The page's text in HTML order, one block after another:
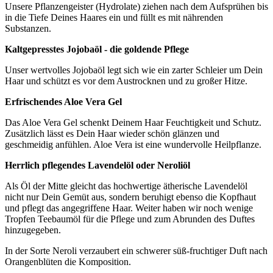
Unsere Pflanzengeister (Hydrolate) ziehen nach dem Aufsprühen bis
in die Tiefe Deines Haares ein und füllt es mit nährenden
Substanzen.
Kaltgepresstes Jojobaöl - die goldende Pflege
Unser wertvolles Jojobaöl legt sich wie ein zarter Schleier um Dein
Haar und schützt es vor dem Austrocknen und zu großer Hitze.
Erfrischendes Aloe Vera Gel
Das Aloe Vera Gel schenkt Deinem Haar Feuchtigkeit und Schutz.
Zusätzlich lässt es Dein Haar wieder schön glänzen und
geschmeidig anfühlen. Aloe Vera ist eine wundervolle Heilpflanze.
Herrlich pflegendes Lavendelöl oder Neroliöl
Als Öl der Mitte gleicht das hochwertige ätherische Lavendelöl
nicht nur Dein Gemüt aus, sondern beruhigt ebenso die Kopfhaut
und pflegt das angegriffene Haar. Weiter haben wir noch wenige
Tropfen Teebaumöl für die Pflege und zum Abrunden des Duftes
hinzugegeben.
In der Sorte Neroli verzaubert ein schwerer süß-fruchtiger Duft nach
Orangenblüten die Komposition.